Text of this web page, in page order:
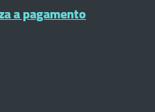
a pagamento